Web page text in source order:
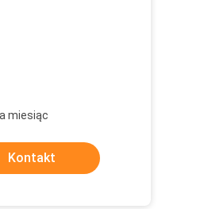
miesiąc
Kontakt